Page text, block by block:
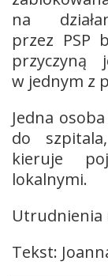
na
przez PSP
w jednym z
Jedna
do
kieruje
lokalnymi.
Utrudnienia
Tekst: